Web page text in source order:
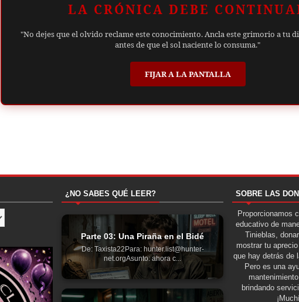
LA CRÓNICA DEBE
"No dejes que el olvido reclame este conocimiento. Ancla este grimorio a tu
antes de que el sol naciente lo consuma."
FIJAR A LA PANTALLA
¿NO SABES QUÉ LEER?
Parte 03: Una Piraña en el Bidé
De: Taxista22Para: hunter.list@hunter-
net.orgAsunto: ahora c...
SOBRE LAS
Proporcionamos
educativo de
Tinieblas,
mostrar tu
que hay detrás de
Pero es una
brindando